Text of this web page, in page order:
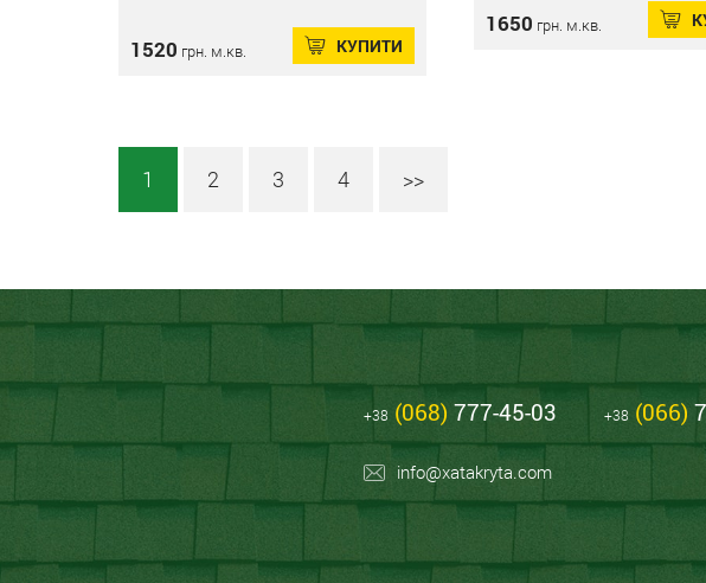
1520 грн. м.кв. КУПИТИ
1650 грн. м.кв.
1 2 3 4 >>
+38 (068) 777-45-03 +38 (066)
info@xatakryta.com